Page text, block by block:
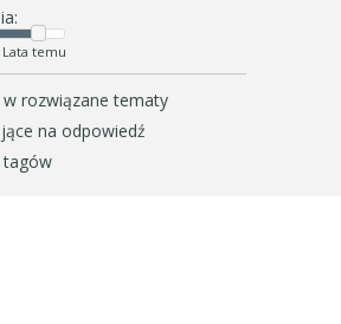
temu
rozwiązane tematy
na odpowiedź
tagów